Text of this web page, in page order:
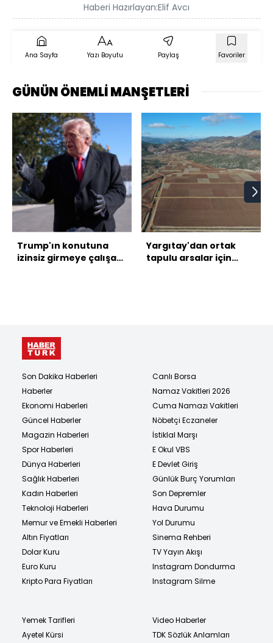
Haberi Hazırlayan:Elif Avcı
Ana Sayfa Yazı Boyutu Paylaş Favoriler
GÜNÜN ÖNEMLİ MANŞETLERİ
Trump'ın konutuna
izinsiz girmeye çalışan
Yargıtay'dan ortak
tapulu arsalar için
Son Dakika Haberleri
Haberler
Ekonomi Haberleri
Güncel Haberler
Magazin Haberleri
Spor Haberleri
Dünya Haberleri
Sağlık Haberleri
Kadın Haberleri
Teknoloji Haberleri
Memur ve Emekli Haberleri
Altın Fiyatları
Dolar Kuru
Euro Kuru
Kripto Para Fiyatları
Canlı Borsa
Namaz Vakitleri 2026
Cuma Namazı Vakitleri
Nöbetçi Eczaneler
İstiklal Marşı
E Okul VBS
E Devlet Giriş
Günlük Burç Yorumları
Son Depremler
Hava Durumu
Yol Durumu
Sinema Rehberi
TV Yayın Akışı
Instagram Dondurma
Instagram Silme
Yemek Tarifleri
Ayetel Kürsi
Video Haberler
TDK Sözlük Anlamları